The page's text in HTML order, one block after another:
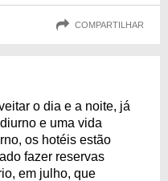
COMPARTILHAR
o dia e a noite, já
e uma vida
os hotéis estão
fazer reservas
em julho, que